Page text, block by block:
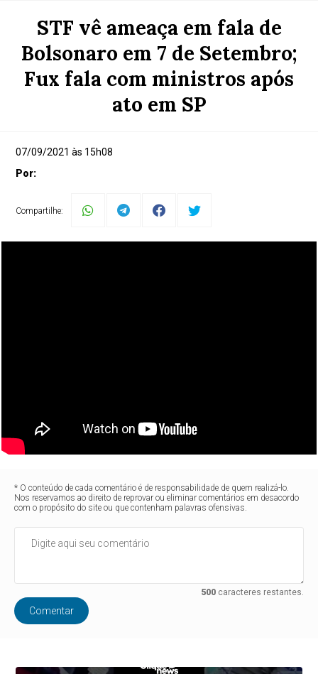
STF vê ameaça em fala de
Bolsonaro em 7 de Setembro;
Fux fala com ministros após
ato em SP
07/09/2021 às 15h08
Por:
Compartilhe:
* O conteúdo de cada comentário é de responsabilidade de quem realizá-lo.
Nos reservamos ao direito de reprovar ou eliminar comentários em desacordo
com o propósito do site ou que contenham palavras ofensivas.
500caracteres restantes.
Comentar